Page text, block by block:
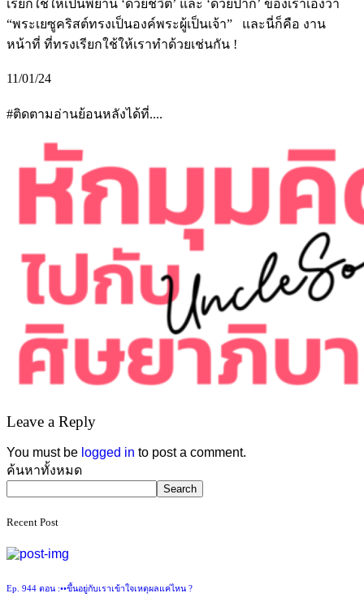
เรียกใช้ให้เป็นพยาน ‘ด้วยชีวิต’ และ ‘ด้วยปาก’ ของเราเองว่า
“พระเยซูคริสต์ทรงเป็นองค์พระผู้เป็นเจ้า” และนี่ก็คือ งาน
หน้าที่ ที่ทรงเรียกใช้ให้เราทำด้วยเช่นกัน !
11/01/24
#ติดตามอ่านย้อนหลังได้ที่....
Leave a Reply
You must be logged in to post a comment.
Asides
ค้นหาทั้งหมด
Search
Recent Post
Ep. 944 ตอน :••ขึ้นอยู่กับเราเข้าใจเหตุผลแค่ไหน ?